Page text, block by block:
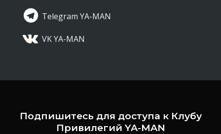
Telegram YA-MAN
VK YA-MAN
Подпишитесь для доступа к Клубу
Привилегий YA-MAN